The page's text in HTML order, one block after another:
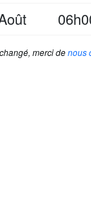
merci denous